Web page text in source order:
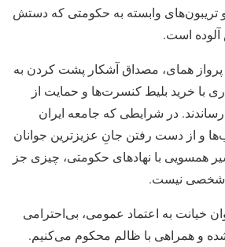
تریبون‌های وابسته به حکومتی که دستش
است.
پرواز همای، مصداق آشکار پشت کردن به
با خرید بلیط کنسرت‌ها و حمایت از
در شرایطی که جامعه ایران
و از دست رفتن جانِ عزیزترین جوانان
همسویی با نهادهای حکومتی، چیزی جز
شخصی نیست.
خیانت به اعتماد عمومی، بی‌احترامی
و همراهی با ظالم محکوم می‌کنیم.